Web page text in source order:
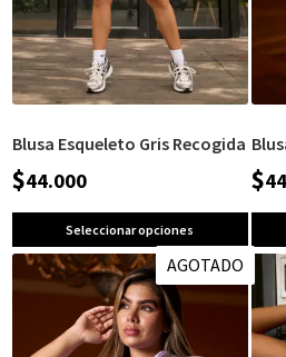
Blusa Esqueleto Gris Recogida
$44.000
Seleccionar opciones
$
AGOTADO